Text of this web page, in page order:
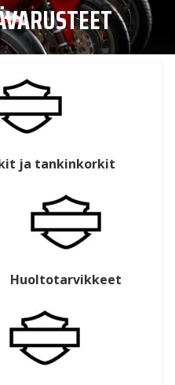
ja tankinkorkit
Huoltotarvikkeet